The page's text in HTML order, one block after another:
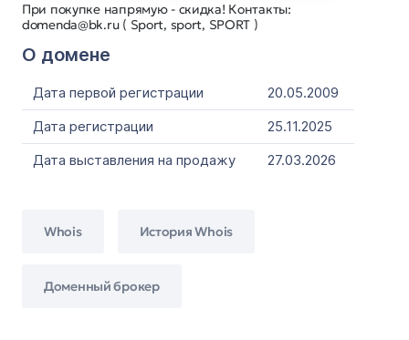
При покупке напрямую - скидка! Контакты:
domenda@bk.ru ( Sport, sport, SPORT )
О домене
Дата первой регистрации
20.05.2009
Дата регистрации
25.11.2025
Дата выставления на продажу
27.03.2026
Whois История Whois
Доменный брокер